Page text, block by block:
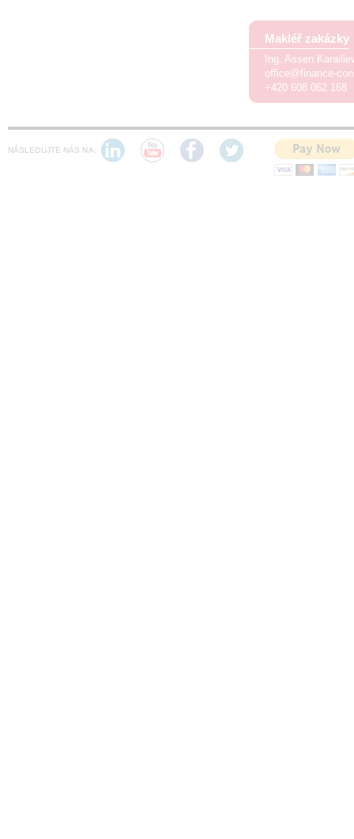
Makléř zakázky
Ing. Assen
office@finance-
+420 608 062 168
NÁSLEDUJTE NÁS NA: